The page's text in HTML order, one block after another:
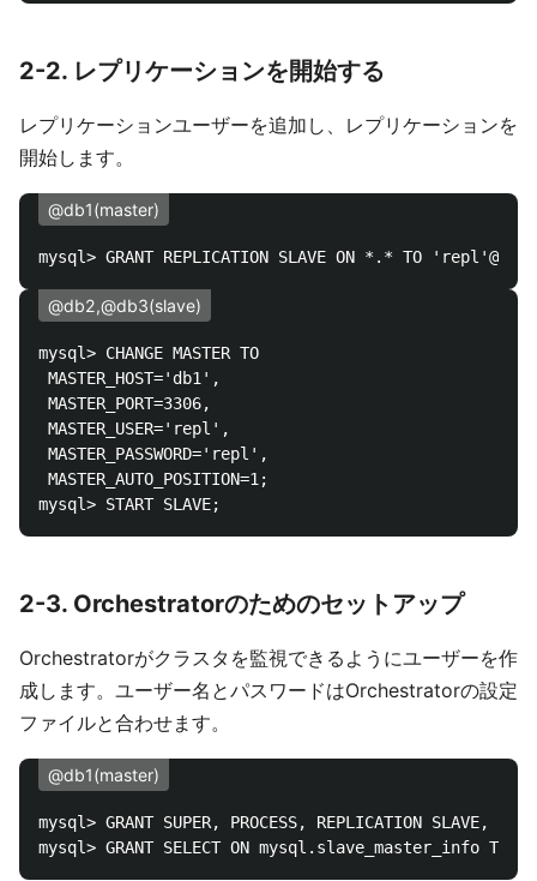
2-2. レプリケーションを開始する
レプリケーションユーザーを追加し、レプリケーションを
開始します。
@db1(master)
@db2,@db3(slave)
mysql> CHANGE MASTER TO
MASTER_HOST='db1',
MASTER_PORT=3306,
MASTER_USER='repl',
MASTER_PASSWORD='repl',
MASTER_AUTO_POSITION=1;
2-3. Orchestratorのためのセットアップ
Orchestratorがクラスタを監視できるようにユーザーを作
成します。ユーザー名とパスワードはOrchestratorの設定
ファイルと合わせます。
@db1(master)
mysql> GRANT SUPER, PROCESS, REPLICATION SLAVE,
mysql> GRANT SELECT ON mysql.slave_master_info TO